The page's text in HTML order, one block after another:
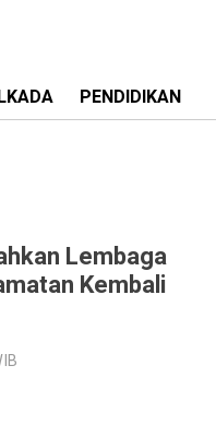
PENDIDIKAN
Lembaga
Kembali